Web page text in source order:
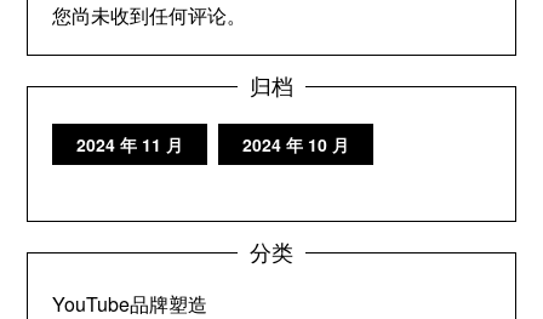
您尚未收到任何评论。
归档
2024 年 11 月 2024 年 10 月
分类
YouTube品牌塑造